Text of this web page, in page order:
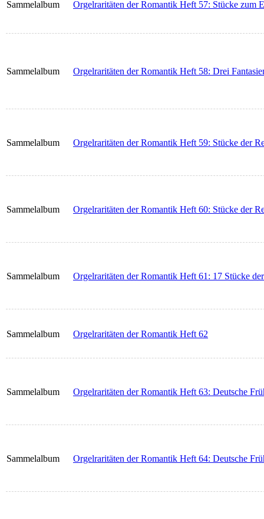
Sammelalbum Orgelraritäten der Romantik Heft 57: Stücke zum
Sammelalbum Orgelraritäten der Romantik Heft 58: Drei
Sammelalbum Orgelraritäten der Romantik Heft 59: Stücke der
Sammelalbum Orgelraritäten der Romantik Heft 60: Stücke der
Sammelalbum Orgelraritäten der Romantik Heft 61: 17 Stücke
Sammelalbum Orgelraritäten der Romantik Heft 62
Sammelalbum Orgelraritäten der Romantik Heft 63: Deutsche
Sammelalbum Orgelraritäten der Romantik Heft 64: Deutsche